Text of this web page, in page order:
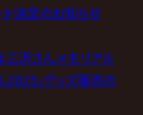
ド決定のお知らせ
三沢さんメモリアル
2025」グッズ販売の